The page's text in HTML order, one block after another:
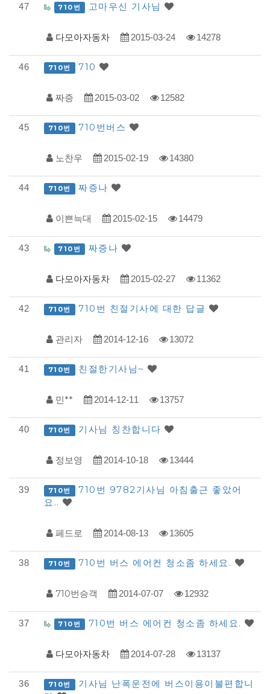
자
목
47 710번 고마우신 기사님
다모아자동차 2015-03-24 14278
46 710번 710
짜증 2015-03-02 12582
45 710번 710번버스
노찬우 2015-02-19 14380
44 710번 짜증나
이쁜늑대 2015-02-15 14479
43 710번 짜증나
다모아자동차 2015-02-27 11362
42 710번 710번 친절기사에 대한 답글
관리자 2014-12-16 13072
41 710번 친절한기사님~
민** 2014-12-11 13757
40 710번 기사님 칭찬합니다
정보영 2014-10-18 13444
39 710번
710번 9782기사님 아침출근 좋았어
요..
페드로 2014-08-13 13605
38 710번 710번 버스 에어컨 청소좀 하세요.
710번승객 2014-07-07 12932
37 710번 710번 버스 에어컨 청소좀 하세요.
다모아자동차 2014-07-28 13137
36 710번
기사님 난폭운전에 버스이용이불편합니